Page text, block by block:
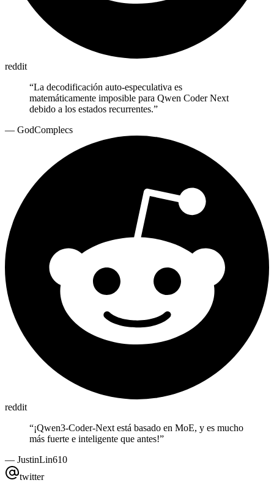
reddit
“La decodificación auto-especulativa es
matemáticamente imposible para Qwen Coder Next
debido a los estados recurrentes.”
— GodComplecs
reddit
“¡Qwen3-Coder-Next está basado en MoE, y es mucho
más fuerte e inteligente que antes!”
— JustinLin610
twitter